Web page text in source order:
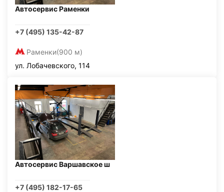
Автосервис Раменки
+7 (495) 135-42-87
Раменки(900 м)
ул. Лобачевского, 114
Автосервис Варшавское ш
+7 (495) 182-17-65